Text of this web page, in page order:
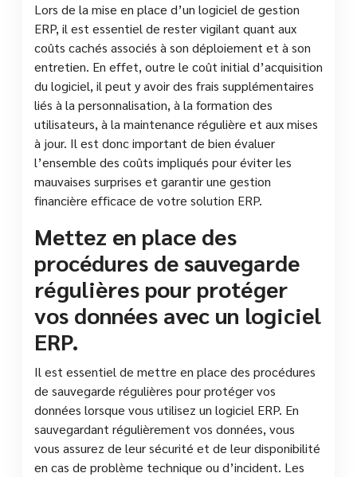
Lors de la mise en place d’un logiciel de gestion
ERP, il est essentiel de rester vigilant quant aux
coûts cachés associés à son déploiement et à son
entretien. En effet, outre le coût initial d’acquisition
du logiciel, il peut y avoir des frais supplémentaires
liés à la personnalisation, à la formation des
utilisateurs, à la maintenance régulière et aux mises
à jour. Il est donc important de bien évaluer
l’ensemble des coûts impliqués pour éviter les
mauvaises surprises et garantir une gestion
financière efficace de votre solution ERP.
Mettez en place des
procédures de sauvegarde
régulières pour protéger
vos données avec un logiciel
ERP.
Il est essentiel de mettre en place des procédures
de sauvegarde régulières pour protéger vos
données lorsque vous utilisez un logiciel ERP. En
sauvegardant régulièrement vos données, vous
vous assurez de leur sécurité et de leur disponibilité
en cas de problème technique ou d’incident. Les